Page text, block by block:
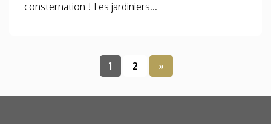
consternation ! Les jardiniers...
1 2 »